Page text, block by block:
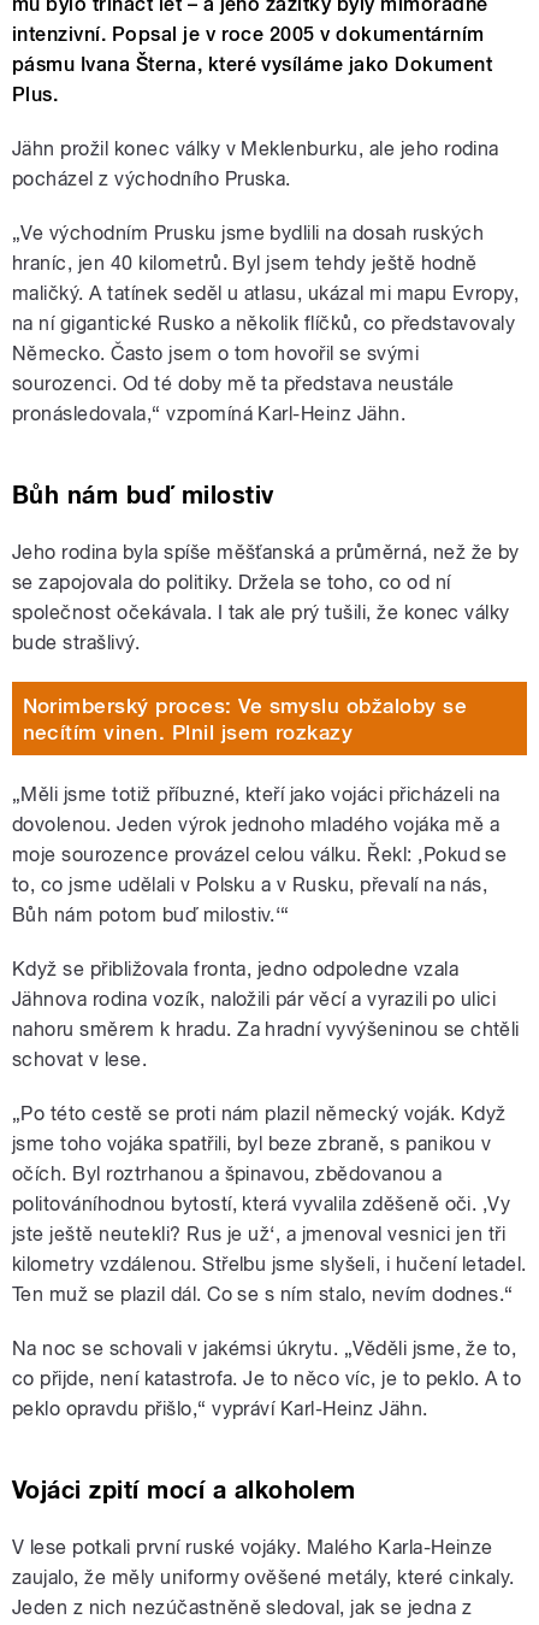
intenzivní. Popsal je v roce 2005 v dokumentárním
pásmu Ivana Šterna, které vysíláme jako Dokument
Plus.
Jähn prožil konec války v Meklenburku, ale jeho rodina
pocházel z východního Pruska.
„Ve východním Prusku jsme bydlili na dosah ruských
hraníc, jen 40 kilometrů. Byl jsem tehdy ještě hodně
maličký. A tatínek seděl u atlasu, ukázal mi mapu Evropy,
na ní gigantické Rusko a několik flíčků, co představovaly
Německo. Často jsem o tom hovořil se svými
sourozenci. Od té doby mě ta představa neustále
pronásledovala,“ vzpomíná Karl-Heinz Jähn.
Bůh nám buď milostiv
Jeho rodina byla spíše měšťanská a průměrná, než že by
se zapojovala do politiky. Držela se toho, co od ní
společnost očekávala. I tak ale prýtušili, že konec války
bude strašlivý.
Norimberský proces: Ve smyslu obžaloby se
necítím vinen. Plnil jsem rozkazy
„Měli jsme totiž příbuzné, kteří jako vojáci přicházeli na
dovolenou. Jeden výrok jednoho mladého vojáka mě a
moje sourozence provázel celou válku. Řekl: ‚Pokud se
to, co jsme udělali v Polsku a v Rusku, převalí na nás,
Bůh nám potom buď milostiv.‘“
Když se přibližovala fronta, jedno odpoledne vzala
Jähnova rodina vozík, naložili pár věcí a vyrazili po ulici
nahoru směrem k hradu. Za hradní vyvýšeninou se chtěli
schovat v lese.
„Po této cestě se proti nám plazil německý voják. Když
jsme toho vojáka spatřili, byl beze zbraně, s panikou v
očích. Byl roztrhanou a špinavou, zbědovanou a
politováníhodnou bytostí, která vyvalila zděšeně oči. ‚Vy
jste ještě neutekli? Rus je už‘, a jmenoval vesnici jen tři
kilometry vzdálenou. Střelbu jsme slyšeli, i hučení letadel.
Ten muž se plazil dál. Co se s ním stalo, nevím dodnes.“
Na noc se schovali v jakémsi úkrytu. „Věděli jsme, že to,
co přijde, není katastrofa. Je to něco víc, je to peklo. A to
peklo opravdu přišlo,“ vypráví Karl-Heinz Jähn.
Vojáci zpití mocí a alkoholem
V lese potkali první ruské vojáky. Malého Karla-Heinze
zaujalo, že měly uniformy ověšené metály, které cinkaly.
Jeden z nich nezúčastněně sledoval, jak se jedna z